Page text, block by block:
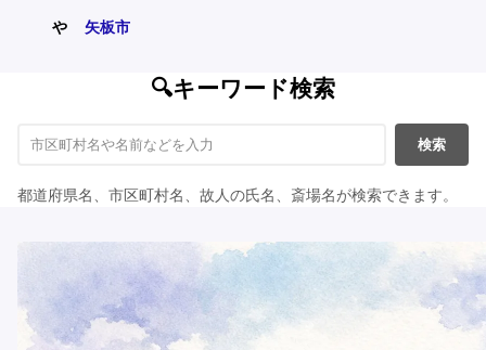
や 矢板市
🔍キーワード検索
検索
都道府県名、市区町村名、故人の氏名、斎場名が検索できます。